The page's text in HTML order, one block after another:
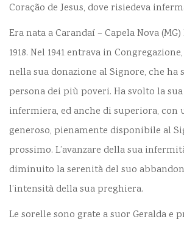
Coração de Jesus, dove risiedeva
Era nata a Carandaí – Capela Nova
1918. Nel 1941 entrava in
nella sua donazione al Signore, che ha
persona dei più poveri. Ha svolto la
infermiera, ed anche di superiora, con
generoso, pienamente disponibile al
prossimo. L’avanzare della sua
diminuito la serenità del suo
l’intensità della sua preghiera.
Le sorelle sono grate a suor Geralda e